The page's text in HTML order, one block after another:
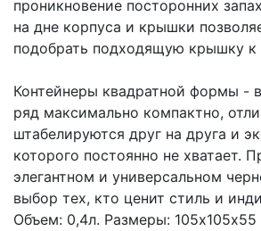
проникновение посторонних
на дне корпуса и крышки
подобрать подходящую крышку к
Контейнеры квадратной формы -
ряд максимально компактно,
штабелируются друг на друга и
которого постоянно не хватает.
элегантном и универсальном
выбор тех, кто ценит стиль и
Объем: 0,4л. Размеры: